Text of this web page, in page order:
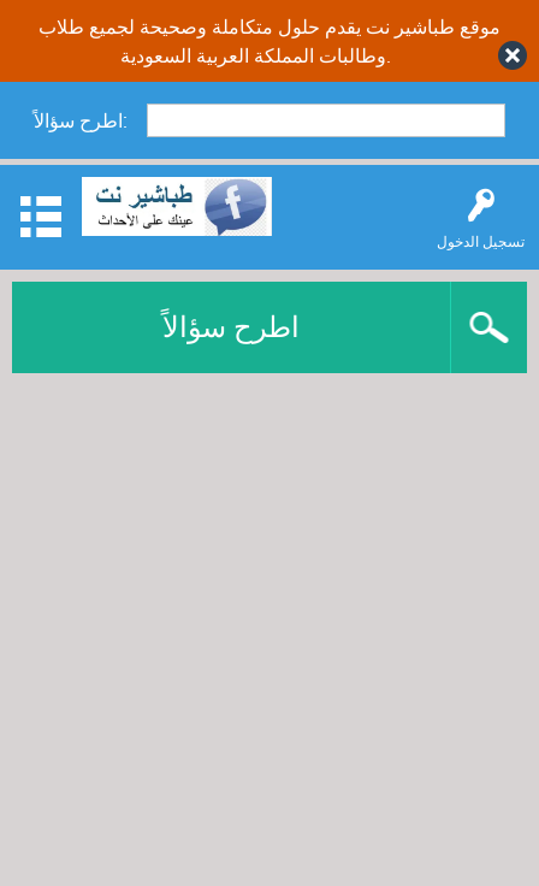
موقع طباشير نت يقدم حلول متكاملة وصحيحة لجميع طلاب
اطرح سؤالاً:
تسجيل الدخول
اطرح سؤالاً